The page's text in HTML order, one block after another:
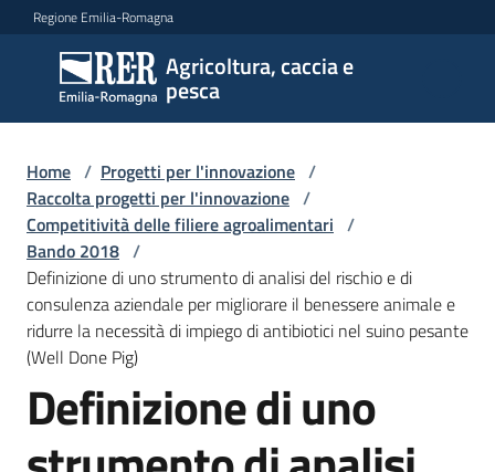
Vai al contenuto
Vai alla navigazione
Vai al footer
Regione Emilia-Romagna
Agricoltura, caccia e
pesca
Agricoltura,
caccia e
pesca
Argomenti
Novità
Servizi
Leggi
Home / Progetti per l'innovazione /
Raccolta progetti per l'innovazione /
Competitività delle filiere agroalimentari /
Bando 2018 /
Definizione di uno strumento di analisi del rischio e di
consulenza aziendale per migliorare il benessere animale e
ridurre la necessità di impiego di antibiotici nel suino pesante
(Well Done Pig)
Definizione di uno